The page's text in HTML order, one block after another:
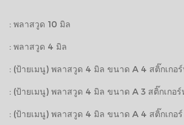
: พลาสวูด 10 มิล
: พลาสวูด 4 มิล
: (ป้ายเมนู) พลาสวูด 4 มิล ขนาด A 4 สติ๊กเกอร์
: (ป้ายเมนู) พลาสวูด 4 มิล ขนาด A 3 สติ๊กเกอร์
: (ป้ายเมนู) พลาสวูด 4 มิล ขนาด A 4 สติ๊กเกอ